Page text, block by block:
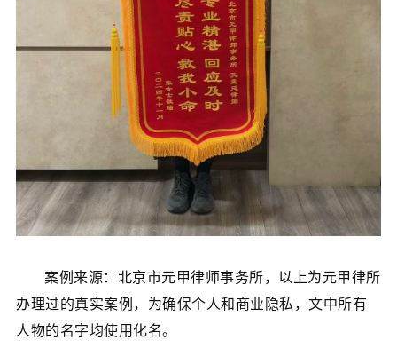
案例来源：北京市元甲律师事务所，以上为元甲律所
办理过的真实案例，为确保个人和商业隐私，文中所有
人物的名字均使用化名。